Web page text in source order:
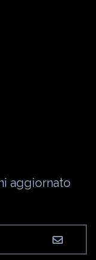
aggiornato